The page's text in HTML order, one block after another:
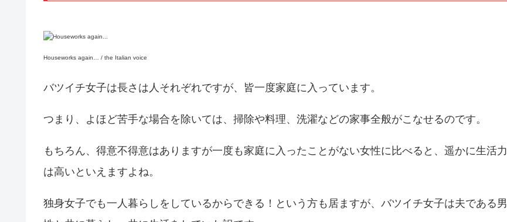
Houseworks again… / the Italian voice
バツイチ女子は長さは人それぞれですが、皆一度家庭に入っています。
つまり、よほど苦手な場合を除いては、掃除や料理、洗濯などの家事全般がこなせるのです。
もちろん、得意不得意はありますが一度も家庭に入ったことがない女性に比べると、遥かに生活力
は高いといえますよね。
独身女子でも一人暮らしをしているからできる！という方も居ますが、バツイチ女子は夫である男